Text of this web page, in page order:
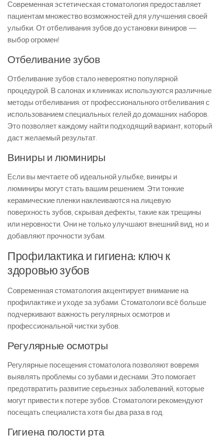
Современная эстетическая стоматология предоставляет
пациентам множество возможностей для улучшения своей
улыбки. От отбеливания зубов до установки виниров —
выбор огромен!
Отбеливание зубов
Отбеливание зубов стало невероятно популярной
процедурой. В салонах и клиниках используются различные
методы отбеливания: от профессионального отбеливания с
использованием специальных гелей до домашних наборов.
Это позволяет каждому найти подходящий вариант, который
даст желаемый результат.
Виниры и люминиры
Если вы мечтаете об идеальной улыбке, виниры и
люминиры могут стать вашим решением. Эти тонкие
керамические пленки наклеиваются на лицевую
поверхность зубов, скрывая дефекты, такие как трещины
или неровности. Они не только улучшают внешний вид, но и
добавляют прочности зубам.
Профилактика и гигиена: ключ к
здоровью зубов
Современная стоматология акцентирует внимание на
профилактике и уходе за зубами. Стоматологи всё больше
подчеркивают важность регулярных осмотров и
профессиональной чистки зубов.
Регулярные осмотры
Регулярные посещения стоматолога позволяют вовремя
выявлять проблемы со зубами и деснами. Это помогает
предотвратить развитие серьезных заболеваний, которые
могут привести к потере зубов. Стоматологи рекомендуют
посещать специалиста хотя бы два раза в год.
Гигиена полости рта